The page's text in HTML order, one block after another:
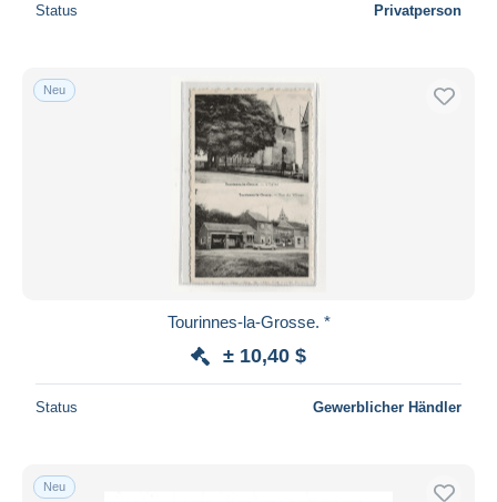
Status Privatperson
Neu
Tourinnes-la-Grosse. *
± 10,40 $
Status Gewerblicher Händler
Neu